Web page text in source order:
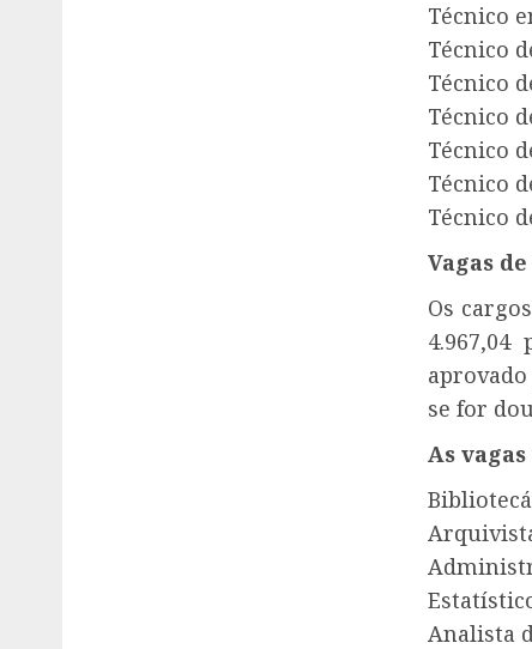
Técnico
Técnico
Técnico
Técnico
Técnico
Técnico
Técnico
Vagas
Os
se for
As
Analista